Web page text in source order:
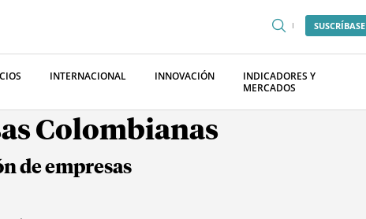
SUSCRÍBASE
INTERNACIONAL INNOVACIÓN
INDICADORES Y
MERCADOS
Colombianas
de empresas